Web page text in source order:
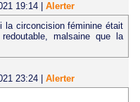
19:14
Alerter
la circoncision féminine était
malsaine que la
23:24 | Alerter